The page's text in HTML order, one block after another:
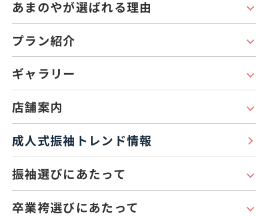
あまのやが選ばれる理由
振袖選びにあたって
卒業袴選びにあたって
プラン紹介
店舗案内
ギャラリー
成人式振袖トレンド情報